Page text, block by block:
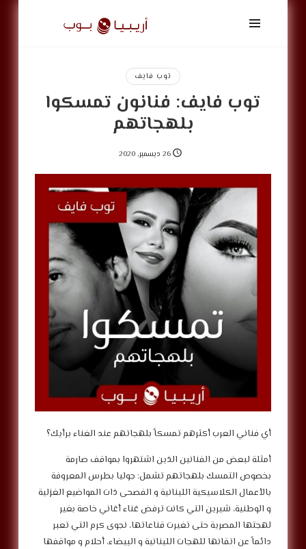
أريبيا
بوب
ArabiaPopتوب فايف
توب فايف: فنانون تمسكوا
بلهجاتهم
26 ديسمبر, 2020
أي فناني العرب أكثرهم تمسكاً بلهجاتهم عند الغناء برأيك؟
أمثلة لبعض من الفنانين الذين اشتهروا بمواقف صارمة
بخصوص التمسك بلهجاتهم تشمل: جوليا بطرس المعروفة
بالأعمال الكلاسيكية اللبنانية و الفصحى ذات المواضيع الغزلية
و الوطنية، شيرين التي كانت ترفض غناء أغاني خاصة بغير
لهجتها المصرية حتى تغيرت قناعاتها، نجوى كرم التي تعبر
دائماً عن اتقانها للهجات اللبنانية و البيضاء، أحلام و مواقفها